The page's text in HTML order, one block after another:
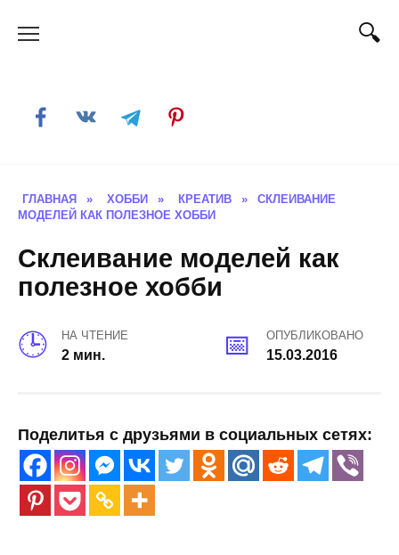
ГЛАВНАЯ » ХОББИ » КРЕАТИВ »
СКЛЕИВАНИЕ
МОДЕЛЕЙ КАК ПОЛЕЗНОЕ ХОББИ
Склеивание моделей как
полезное хобби
НА ЧТЕНИЕ
2 мин.
ОПУБЛИКОВАНО
15.03.2016
Поделитья с друзьями в социальных сетях: